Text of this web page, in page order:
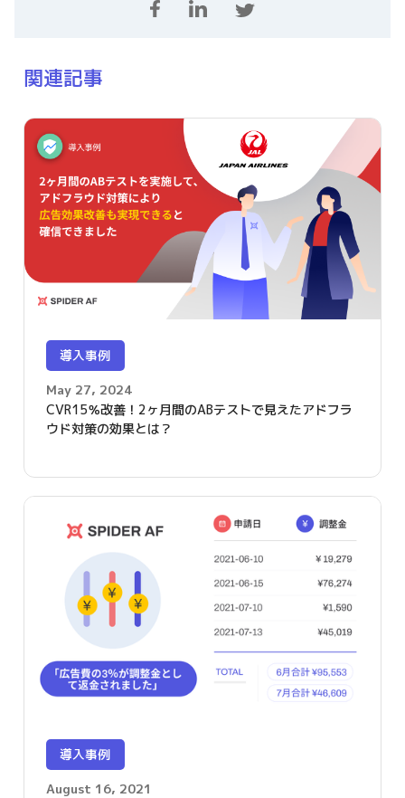
関連記事
導入事例
May 27, 2024
CVR15％改善！2ヶ月間のABテストで見えたアドフラ
ウド対策の効果とは？
導入事例
August 16, 2021